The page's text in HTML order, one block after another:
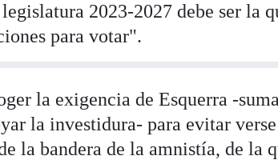
2023-2027 debe ser la
para votar".
la exigencia de Esquerra -
la investidura- para evitar verse
la bandera de la amnistía, de la